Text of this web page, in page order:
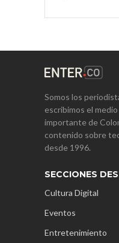
Somos los
escribimos el
importante de
contenido sobre
desde 1996.
SECCIONES
Cultura Digital
Eventos
Entretenimiento